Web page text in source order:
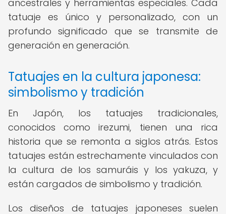
ancestrales y herramientas especiales. Cada
tatuaje es único y personalizado, con un
profundo significado que se transmite de
generación en generación.
Tatuajes en la cultura japonesa:
simbolismo y tradición
En Japón, los tatuajes tradicionales,
conocidos como irezumi, tienen una rica
historia que se remonta a siglos atrás. Estos
tatuajes están estrechamente vinculados con
la cultura de los samuráis y los yakuza, y
están cargados de simbolismo y tradición.
Los diseños de tatuajes japoneses suelen